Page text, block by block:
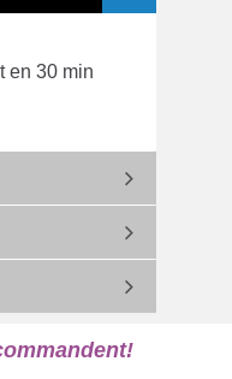
en 30 min